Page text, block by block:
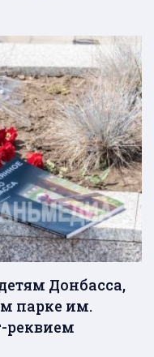
Донбасса,
парке им.
реквием